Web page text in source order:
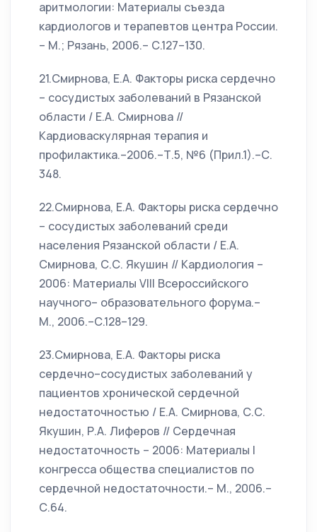
аритмологии: Материалы съезда
кардиологов и терапевтов центра России.
– М.; Рязань, 2006.– С.127–130.
21.Смирнова, Е.А. Факторы риска сердечно
– сосудистых заболеваний в Рязанской
области / Е.А. Смирнова //
Кардиоваскулярная терапия и
профилактика.–2006.–Т.5, №6 (Прил.1).–С.
348.
22.Смирнова, Е.А. Факторы риска сердечно
– сосудистых заболеваний среди
населения Рязанской области / Е.А.
Смирнова, С.С. Якушин // Кардиология –
2006: Материалы VIII Всероссийского
научного– образовательного форума.–
М., 2006.–С.128–129.
23.Смирнова, Е.А. Факторы риска
сердечно–сосудистых заболеваний у
пациентов хронической сердечной
недостаточностью / Е.А. Смирнова, С.С.
Якушин, Р.А. Лиферов // Сердечная
недостаточность – 2006: Материалы I
конгресса общества специалистов по
сердечной недостаточности.– М., 2006.–
С.64.